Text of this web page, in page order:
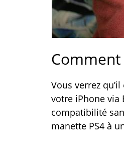
Vous verrez
votre iPhone via
compatibilité
manette PS4 à